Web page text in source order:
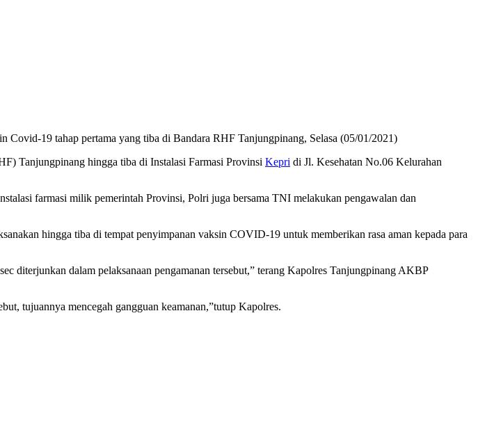
Covid-19 tahap pertama yang tiba di Bandara RHF Tanjungpinang, Selasa (05/01/2021)
Tanjungpinang hingga tiba di Instalasi Farmasi Provinsi Kepri di Jl. Kesehatan No.06 Kelurahan
farmasi milik pemerintah Provinsi, Polri juga bersama TNI melakukan pengawalan dan
hingga tiba di tempat penyimpanan vaksin COVID-19 untuk memberikan rasa aman kepada para
diterjunkan dalam pelaksanaan pengamanan tersebut,” terang Kapolres Tanjungpinang AKBP
tujuannya mencegah gangguan keamanan,”tutup Kapolres.